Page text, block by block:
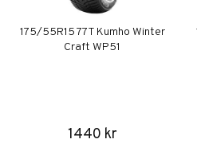
175/55R15 77T Kumho Winter
Craft WP51
1440 kr